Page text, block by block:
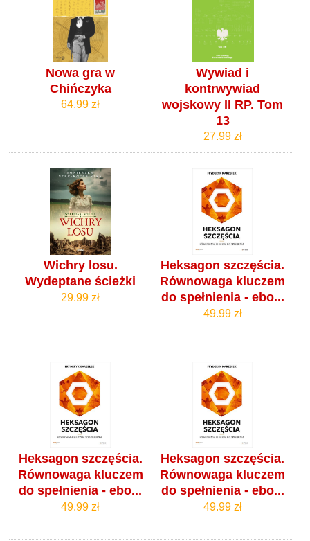
Nowa gra w
Chińczyka
64.99 zł
Wywiad i
kontrwywiad
wojskowy II RP. Tom
13
27.99 zł
Wichry losu.
Wydeptane ścieżki
29.99 zł
Heksagon szczęścia.
Równowaga kluczem
do spełnienia - ebo...
49.99 zł
Heksagon szczęścia.
Równowaga kluczem
do spełnienia - ebo...
49.99 zł
Heksagon szczęścia.
Równowaga kluczem
do spełnienia - ebo...
49.99 zł